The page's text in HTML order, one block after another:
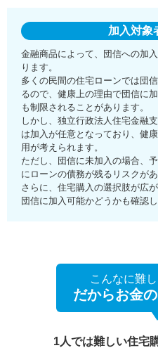
加入対象
金融商品によって、団信への加
ります。
多くの民間の住宅ローンでは団
るので、健康上の理由で団信に
も制限されることがあります。
しかし、独立行政法人住宅金融
は加入が任意となっており、健
用が考えられます。
ただし、団信に未加入の場合、
にローンの債務が残るリスクが
さらに、住宅購入の選択肢が広
団信に加入可能かどうかも確認
こんなに難
だからお金
1人では難しい住宅